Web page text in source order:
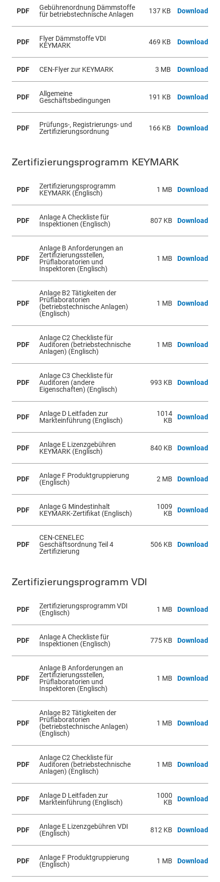
PDF
Gebührenordnung Dämmstoffe
für betriebstechnische Anlagen
137 KB Download
PDF
Flyer Dämmstoffe VDI
KEYMARK
469 KB Download
PDF CEN-Flyer zur KEYMARK 3 MB Download
PDF
Allgemeine
Geschäftsbedingungen
191 KB Download
PDF
Prüfungs-, Registrierungs- und
Zertifizierungsordnung
166 KB Download
Zertifizierungsprogramm KEYMARK
PDF
Zertifizierungsprogramm
KEYMARK (Englisch)
1 MB Download
PDF
Anlage A Checkliste für
Inspektionen (Englisch)
807 KB Download
PDF
Anlage B Anforderungen an
Zertifizierungsstellen,
Prüflaboratorien und
Inspektoren (Englisch)
1 MB Download
PDF
Anlage B2 Tätigkeiten der
Prüflaboratorien
(betriebstechnische Anlagen)
(Englisch)
1 MB Download
PDF
Anlage C2 Checkliste für
Auditoren (betriebstechnische
Anlagen) (Englisch)
1 MB Download
PDF
Anlage C3 Checkliste für
Auditoren (andere
Eigenschaften) (Englisch)
993 KB Download
PDF
Anlage D Leitfaden zur
Markteinführung (Englisch)
1014
KB
Download
PDF
Anlage E Lizenzgebühren
KEYMARK (Englisch)
840 KB Download
PDF
Anlage F Produktgruppierung
(Englisch)
2 MB Download
PDF
Anlage G Mindestinhalt
KEYMARK-Zertifikat (Englisch)
1009
KB
Download
PDF
CEN-CENELEC
Geschäftsordnung Teil 4
Zertifizierung
506 KB Download
Zertifizierungsprogramm VDI
PDF
Zertifizierungsprogramm VDI
(Englisch)
1 MB Download
PDF
Anlage A Checkliste für
Inspektionen (Englisch)
775 KB Download
PDF
Anlage B Anforderungen an
Zertifizierungsstellen,
Prüflaboratorien und
Inspektoren (Englisch)
1 MB Download
PDF
Anlage B2 Tätigkeiten der
Prüflaboratorien
(betriebstechnische Anlagen)
(Englisch)
1 MB Download
PDF
Anlage C2 Checkliste für
Auditoren (betriebstechnische
Anlagen) (Englisch)
1 MB Download
PDF
Anlage D Leitfaden zur
Markteinführung (Englisch)
1000
KB
Download
PDF
Anlage E Lizenzgebühren VDI
(Englisch)
812 KB Download
PDF
Anlage F Produktgruppierung
(Englisch)
1 MB Download